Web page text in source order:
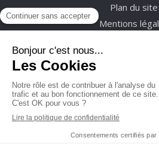
Plan du site
Mentions
©2022 Etangs Des 3 Fontaines -
brasserie à Saint-
Création et référencement du site par